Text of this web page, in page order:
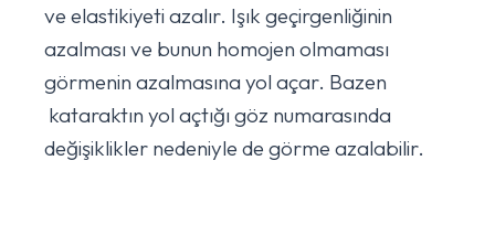
ve elastikiyeti azalır. Işık geçirgenliğinin
azalması ve bunun homojen olmaması
görmenin azalmasına yol açar. Bazen
kataraktın yol açtığı göz numarasında
değişiklikler nedeniyle de görme azalabilir.